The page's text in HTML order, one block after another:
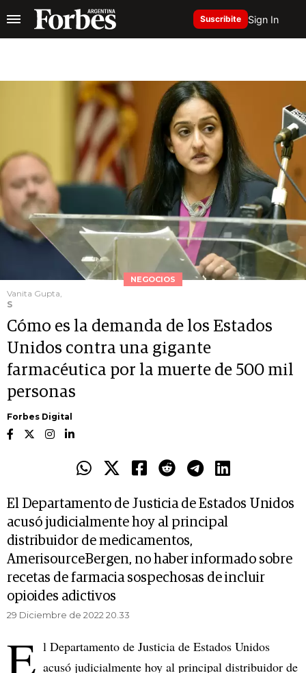
Suscribite Sign In
NEGOCIOS
Vanita Gupta,
S
Cómo es la demanda de los Estados
Unidos contra una gigante
farmacéutica por la muerte de 500 mil
personas
Forbes Digital
El Departamento de Justicia de Estados Unidos
acusó judicialmente hoy al principal
distribuidor de medicamentos,
AmerisourceBergen, no haber informado sobre
recetas de farmacia sospechosas de incluir
opioides adictivos
29 Diciembre de 2022 20.33
E l Departamento de Justicia de Estados Unidos
acusó judicialmente hoy al principal distribuidor de